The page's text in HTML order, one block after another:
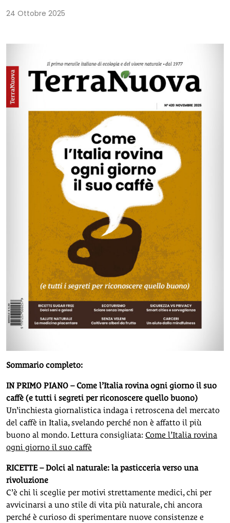
24 Ottobre 2025
Sommario completo:
IN PRIMO PIANO – Come l’Italia rovina ogni giorno il suo
caffè (e tutti i segreti per riconoscere quello buono)
Un’inchiesta giornalistica indaga i retroscena del mercato
del caffè in Italia, svelando perché non è affatto il più
buono al mondo. Lettura consigliata: Come l’Italia rovina
ogni giorno il suo caffè
RICETTE – Dolci al naturale: la pasticceria verso una
rivoluzione
C’è chi li sceglie per motivi strettamente medici, chi per
avvicinarsi a uno stile di vita più naturale, chi ancora
perché è curioso di sperimentare nuove consistenze e